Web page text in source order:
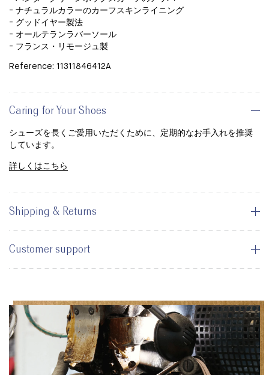
- ナチュラルカラーのカーフスキンライニング
- グッドイヤー製法
- オールテランラバーソール
- フランス・リモージュ製
Reference: 11311846412A
Caring for Your Shoes
シューズを長くご愛用いただくために、定期的なお手入れを推奨
しています。
詳しくはこちら
Shipping & Returns
Customer support